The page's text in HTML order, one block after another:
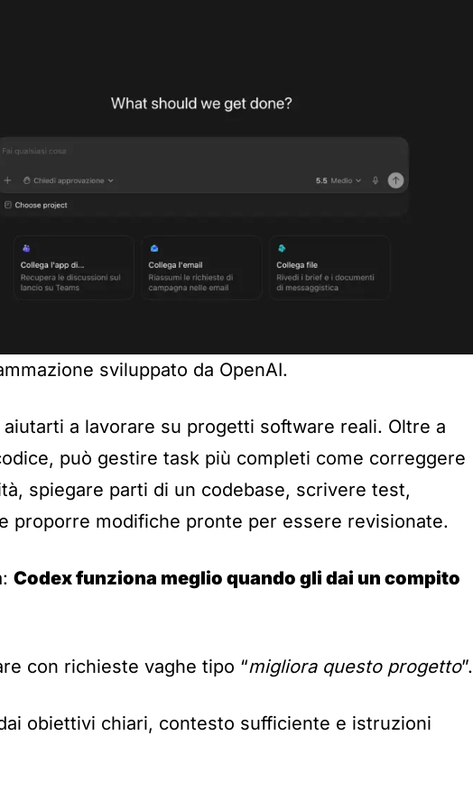
sviluppato da OpenAI.
a lavorare su progetti software reali. Oltre a
può gestire task più completi come correggere
spiegare parti di un codebase, scrivere test,
proporre modifiche pronte per essere revisionate.
Codex funziona meglio quando gli dai un compito
con richieste vaghe tipo “migliora questo progetto”.
obiettivi chiari, contesto sufficiente e istruzioni